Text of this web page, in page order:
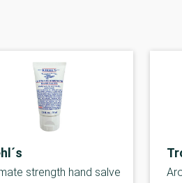
strength hand salve